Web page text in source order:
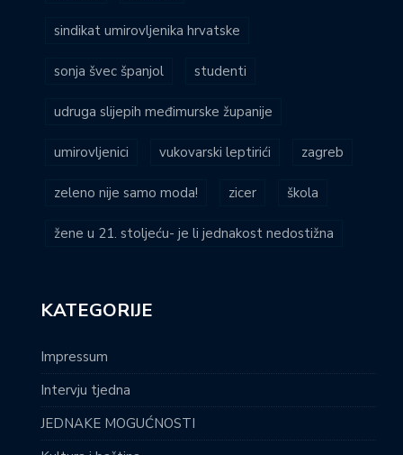
sindikat umirovljenika hrvatske
sonja švec španjol studenti
udruga slijepih međimurske županije
umirovljenici vukovarski leptirići zagreb
zeleno nije samo moda! zicer škola
žene u 21. stoljeću- je li jednakost nedostižna
KATEGORIJE
Impressum
Intervju tjedna
JEDNAKE MOGUĆNOSTI